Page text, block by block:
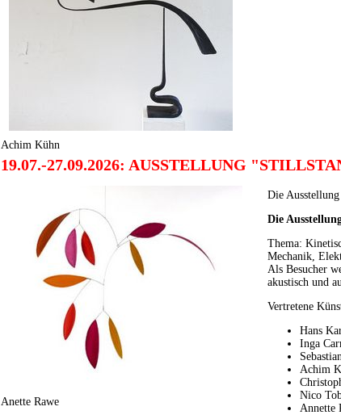
Achim Kühn
19.07.-27.09.2026: AUSSTELLUNG
Anette Rawe
Die
Die
Thema:
Mechanik,
Als Besucher
akustisch und
Vertretene
Hans
Inga
Achim
Nico
Annette